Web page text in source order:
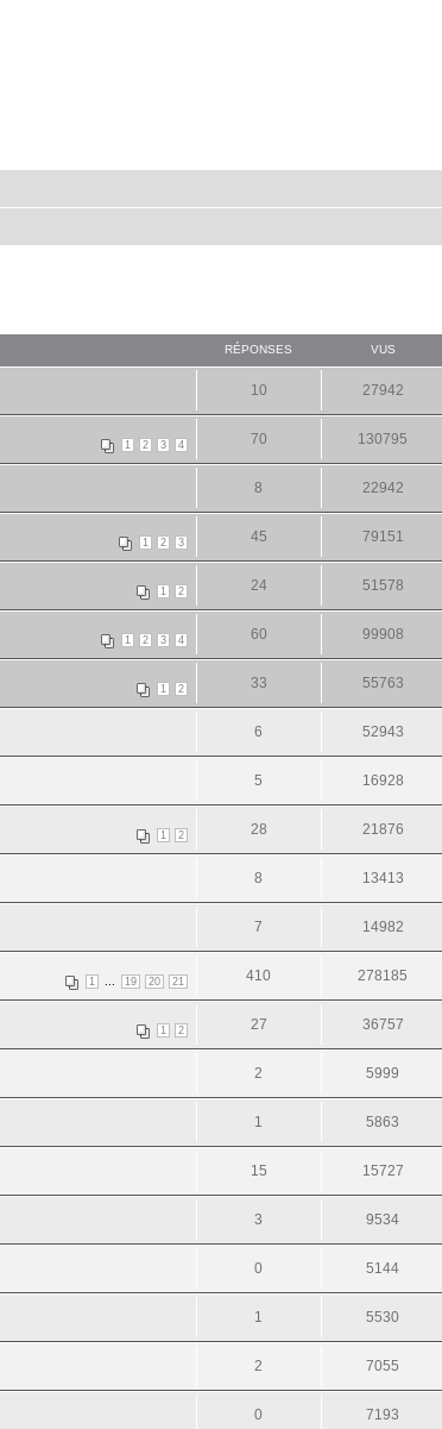
RÉPONSES VUS
10 27942
1 2 3 4 70 130795
8 22942
1 2 3 45 79151
1 2 24 51578
1 2 3 4 60 99908
1 2 33 55763
6 52943
5 16928
1 2 28 21876
8 13413
7 14982
1 19 20 21 410 278185
1 2 27 36757
2 5999
1 5863
15 15727
3 9534
0 5144
1 5530
2 7055
0 7193